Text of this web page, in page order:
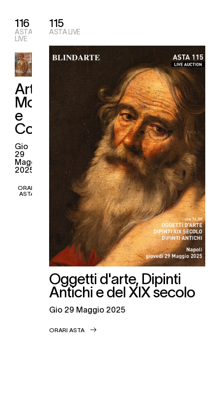
116
ASTA
LIVE
Arte
Moderna
e
Contemporanea
gio
29
Maggio
2025
ORARI
ASTA
115
ASTA LIVE
Oggetti d'arte, Dipinti
Antichi e del XIX secolo
gio 29 Maggio 2025
ORARI ASTA